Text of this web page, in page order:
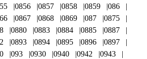
0856 0857 0858 0859
086
0867 0868 0869 087
0875
0880 0883 0884 0885
0887
0893 0894 0895 0896
0897
093 0930 0940 0942
0943